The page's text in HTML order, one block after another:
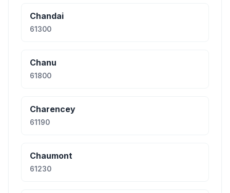
Chandai
61300
Chanu
61800
Charencey
61190
Chaumont
61230